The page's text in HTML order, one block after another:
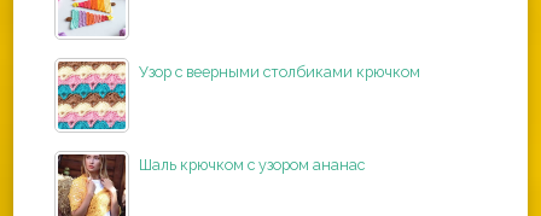
Узор с веерными столбиками крючком
Шаль крючком с узором ананас